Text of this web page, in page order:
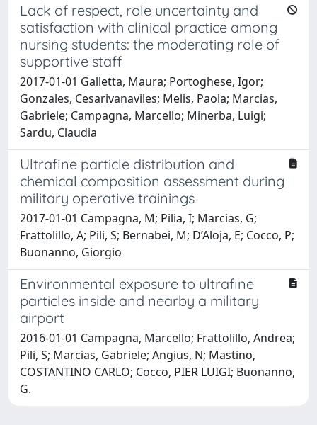
Lack of respect, role uncertainty and
satisfaction with clinical practice among
nursing students: the moderating role of
supportive staff
2017-01-01 Galletta, Maura; Portoghese, Igor;
Gonzales, Cesarivanaviles; Melis, Paola; Marcias,
Gabriele; Campagna, Marcello; Minerba, Luigi;
Sardu, Claudia
Ultrafine particle distribution and
chemical composition assessment during
military operative trainings
2017-01-01 Campagna, M; Pilia, I; Marcias, G;
Frattolillo, A; Pili, S; Bernabei, M; D’Aloja, E; Cocco, P;
Buonanno, Giorgio
Environmental exposure to ultrafine
particles inside and nearby a military
airport
2016-01-01 Campagna, Marcello; Frattolillo, Andrea;
Pili, S; Marcias, Gabriele; Angius, N; Mastino,
COSTANTINO CARLO; Cocco, PIER LUIGI; Buonanno,
G.